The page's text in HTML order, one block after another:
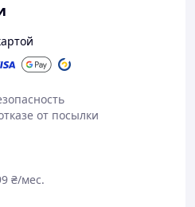
от посылки
₴/мес.